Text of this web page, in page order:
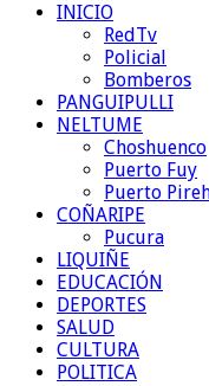
INICIO
RedTv
Policial
Bomberos
PANGUIPULLI
NELTUME
Choshuenco
Puerto Fuy
Puerto
COÑARIPE
Pucura
LIQUIÑE
EDUCACIÓN
DEPORTES
SALUD
CULTURA
POLITICA